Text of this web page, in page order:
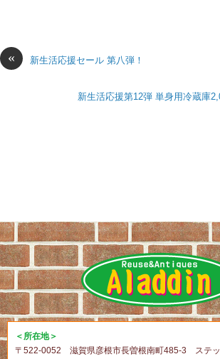
« 新生活応援セール 第八弾！
新生活応援第12弾 単身用冷蔵庫
＜所在地＞
〒522-0052 滋賀県彦根市長曽根南町485-3 ステ